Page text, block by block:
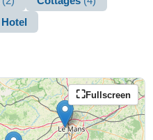
Hotel
Fullscreen